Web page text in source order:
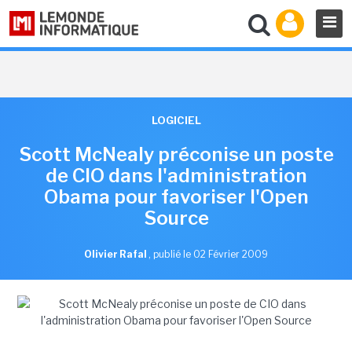
LOGICIEL
Scott McNealy préconise un poste
de CIO dans l'administration
Obama pour favoriser l'Open
Source
Olivier Rafal , publié le 02 Février 2009